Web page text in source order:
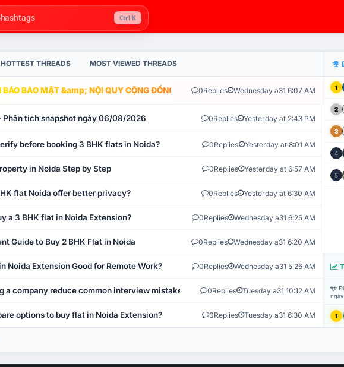
Ctrl K
HOTTEST THREADS MOST VIEWED THREADS
BÁO BẢO MẬT &amp; NỘI QUY CỘNG ĐỒNG VLIKE.VN: HỆ THỐNG GIÁM SÁT TỰ
0Replies Wednesday a31 6:07 AM
Phân tích snapshot ngày 06/08/2026 0Replies Yesterday at 2:43 PM
before booking 3 BHK flats in Noida? 0Replies Yesterday at 8:01 AM
in Noida Step by Step 0Replies Yesterday at 6:57 AM
flat Noida offer better privacy? 0Replies Yesterday at 6:30 AM
a 3 BHK flat in Noida Extension? 0Replies Wednesday a31 6:25 AM
Guide to Buy 2 BHK Flat in Noida 0Replies Wednesday a31 6:20 AM
Noida Extension Good for Remote Work? 0Replies Wednesday a31 5:26 AM
a company reduce common interview mistakes? 0Replies Tuesday a31 10:12 AM
options to buy flat in Noida Extension? 0Replies Tuesday a31 6:30 AM
1
2
3
4
5
1